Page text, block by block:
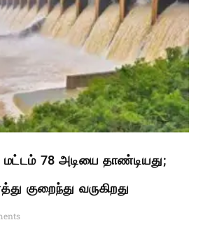
78 அடியை தாண்டியது;
குறைந்து வருகிறது